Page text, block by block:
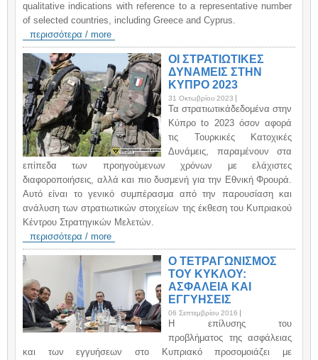
qualitative indications with reference to a representative number
of selected countries, including Greece and Cyprus.
περισσότερα / more
ΟΙ ΣΤΡΑΤΙΩΤΙΚΕΣ
ΔΥΝΑΜΕΙΣ ΣΤΗΝ
ΚΥΠΡΟ 2023
31 Οκτωβρίου 2023
Τα στρατιωτικάδεδομένα στην
Κύπρο to 2023 όσον αφορά
τις Τουρκικές Κατοχικές
Δυνάμεις, παραμένουν στα
επίπεδα των προηγούμενων χρόνων με ελάχιστες
διαφοροποιήσεις, αλλά και πιο δυσμενή για την Εθνική Φρουρά.
Αυτό είναι το γενικό συμπέρασμα από την παρουσίαση και
ανάλυση των στρατιωτικών στοιχείων της έκθεση του Κυπριακού
Κέντρου Στρατηγικών Μελετών.
περισσότερα / more
Ο ΤΕΤΡΑΓΩΝΙΣΜΟΣ
ΤΟΥ ΚΥΚΛΟΥ:
ΑΣΦΑΛΕΙΑ ΚΑΙ
ΕΓΓΥΗΣΕΙΣ
06 Σεπτεμβρίου 2016
H επίλυσης του
προβλήματος της ασφάλειας
και των εγγυήσεων στο Κυπριακό προσομοιάζει με